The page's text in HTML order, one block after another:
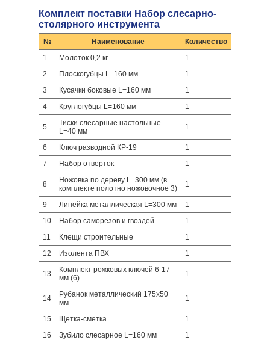
Комплект поставки Набор слесарно-
столярного инструмента
№ Наименование
Количество
1
Молоток 0,2 кг
1
2
Плоскогубцы L=160 мм
1
3
Кусачки боковые L=160 мм
1
4
Круглогубцы L=160 мм 1
5
Тиски слесарные настольные
L=40 мм
1
6 Ключ разводной КР-19
1
7
Набор отверток 1
8
Ножовка по дереву L=300 мм (в
комплекте полотно ножовочное 3)
1
9 Линейка металлическая L=300 мм
1
10
Набор саморезов и гвоздей
1
11
Клещи строительные
1
12
Изолента ПВХ 1
13
Комплект рожковых ключей 6-17
мм (6)
1
14
Рубанок металлический 175х50
мм
1
15 Щетка-сметка
1
16
Зубило слесарное L=160 мм
1